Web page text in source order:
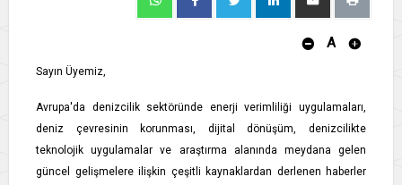
A
Sayın Üyemiz,
Avrupa'da denizcilik sektöründe enerji verimliliği uygulamaları,
deniz çevresinin korunması, dijital dönüşüm, denizcilikte
teknolojik uygulamalar ve araştırma alanında meydana gelen
güncel gelişmelere ilişkin çeşitli kaynaklardan derlenen haberler